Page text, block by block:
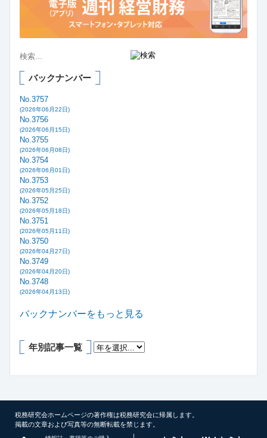
バックナンバー
No.3757
(2026年06月22日)
No.3756
(2026年06月15日)
No.3755
(2026年06月08日)
No.3754
(2026年06月01日)
No.3753
(2026年05月25日)
No.3752
(2026年05月18日)
No.3751
(2026年05月11日)
No.3750
(2026年04月27日)
No.3749
(2026年04月20日)
No.3748
(2026年04月13日)
バックナンバーをもっと見る
年別記事一覧
税務研究会ホームページの著作権は税務研究会に帰属します。
掲載の文章および写真等の無断転載を禁じます。